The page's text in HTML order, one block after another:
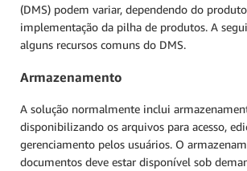
(DMS) podem variar, dependendo do
implementação da pilha de produtos. A
alguns recursos comuns do DMS.
Armazenamento
A solução normalmente inclui
disponibilizando os arquivos para acesso,
gerenciamento pelos usuários. O
documentos deve estar disponível sob